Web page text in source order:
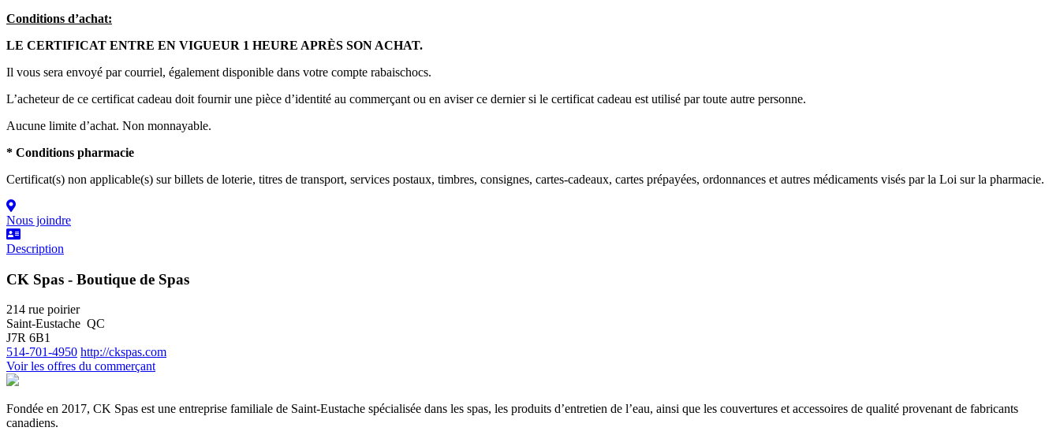
Conditions d’achat:
LE CERTIFICAT ENTRE EN VIGUEUR 1 HEURE APRÈS SON ACHAT.
Il vous sera envoyé par courriel, également disponible dans votre compte rabaischocs.
L’acheteur de ce certificat cadeau doit fournir une pièce d’identité au commerçant ou en aviser ce dernier si le certificat cadeau est utilisé par toute autre personne.
Aucune limite d’achat. Non monnayable.
* Conditions pharmacie
Certificat(s) non applicable(s) sur billets de loterie, titres de transport, services postaux, timbres, consignes, cartes-cadeaux, cartes prépayées, ordonnances et autres médicaments visés par la Loi sur la pharmacie.
Nous joindre
Description
CK Spas - Boutique de Spas
214 rue poirier
Saint-Eustache QC
J7R 6B1
514-701-4950 http://ckspas.com
Voir les offres du commerçant
Fondée en 2017, CK Spas est une entreprise familiale de Saint-Eustache spécialisée dans les spas, les produits d’entretien de l’eau, ainsi que les couvertures et accessoires de qualité provenant de fabricants
canadiens.